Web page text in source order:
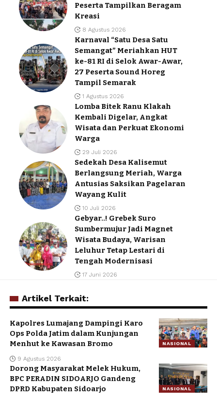
Peserta Tampilkan Beragam
Kreasi
8 Agustus 2026
Karnaval “Satu Desa Satu
Semangat” Meriahkan HUT
ke-81 RI di Selok Awar-Awar,
27 Peserta Sound Horeg
Tampil Semarak
1 Agustus 2026
Lomba Bitek Ranu Klakah
Kembali Digelar, Angkat
Wisata dan Perkuat Ekonomi
Warga
29 Juli 2026
Sedekah Desa Kalisemut
Berlangsung Meriah, Warga
Antusias Saksikan Pagelaran
Wayang Kulit
10 Juli 2026
Gebyar..! Grebek Suro
Sumbermujur Jadi Magnet
Wisata Budaya, Warisan
Leluhur Tetap Lestari di
Tengah Modernisasi
17 Juni 2026
Artikel Terkait:
NASIONAL
Kapolres Lumajang Dampingi Karo
Ops Polda Jatim dalam Kunjungan
Menhut ke Kawasan Bromo
9 Agustus 2026
NASIONAL
Dorong Masyarakat Melek Hukum,
BPC PERADIN SIDOARJO Gandeng
DPRD Kabupaten Sidoarjo